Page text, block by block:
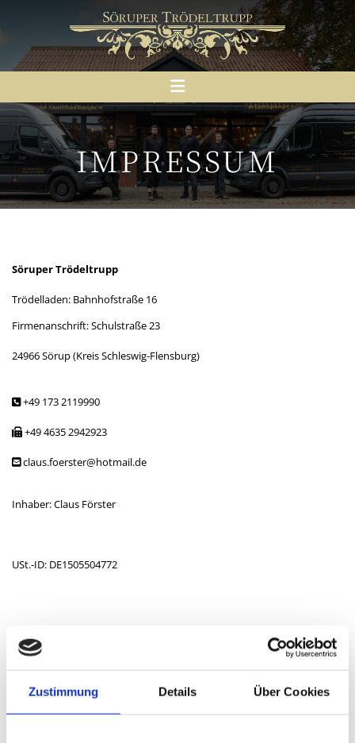
Zustimmung Details Über Cookies
Zum Inhalt springen
IMPRESSUM
Söruper Trödeltrupp
Trödelladen: Bahnhofstraße 16
Firmenanschrift: Schulstraße 23
24966 Sörup (Kreis Schleswig-Flensburg)
 +49 173 2119990
 +49 4635 2942923
 claus.foerster@hotmail.de
Inhaber: Claus Förster
USt.-ID: DE1505504772
Recht­li­cher Hin­weis:
Die EU hat ein On­line-Ver­fah­ren zur Bei­le­gung
fen. In­for­ma­tio­nen dazu fin­den Sie
unterhttps://ec.europa.eu/consumers/odr/